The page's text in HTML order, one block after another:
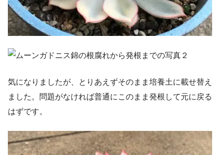
気になりましたが、とりあえずそのまま培養土に載せ替え
ました。問題がなければ普通にこのまま発根して元に戻る
はずです。